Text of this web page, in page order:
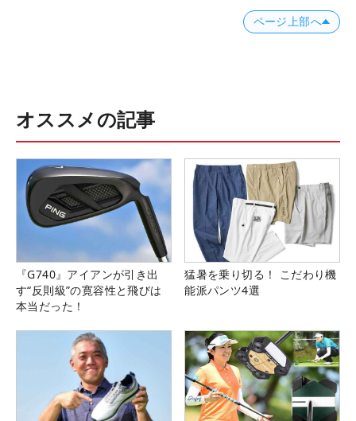
ページ上部へ
オススメの記事
『G740』アイアンが引き出
す“反則級”の寛容性と飛びは
本当だった！
猛暑を乗り切る！ こだわり機
能派パンツ4選